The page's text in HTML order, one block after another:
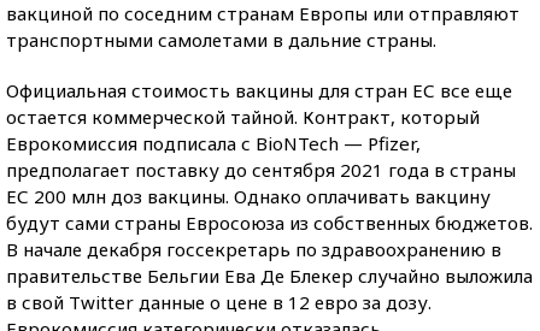
вакциной по соседним странам Европы или отправляют
транспортными самолетами в дальние страны.
Официальная стоимость вакцины для стран ЕС все еще
остается коммерческой тайной. Контракт, который
Еврокомиссия подписала с BioNTech — Pfizer,
предполагает поставку до сентября 2021 года в страны
ЕС 200 млн доз вакцины. Однако оплачивать вакцину
будут сами страны Евросоюза из собственных бюджетов.
В начале декабря госсекретарь по здравоохранению в
правительстве Бельгии Ева Де Блекер случайно выложила
в свой Twitter данные о цене в 12 евро за дозу.